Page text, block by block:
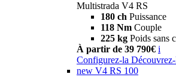
Multistrada V4 RS
180 ch Puissance
118 Nm Couple
225 kg Poids sans
À partir de 39 790€ i
Configurez-la
new V4 RS 100